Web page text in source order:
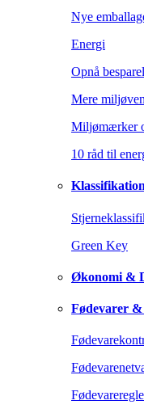
Nye
Energi
Opnå
Mere
Miljømærker
10 råd til
Green Key
Økonomi &
Fødevarer